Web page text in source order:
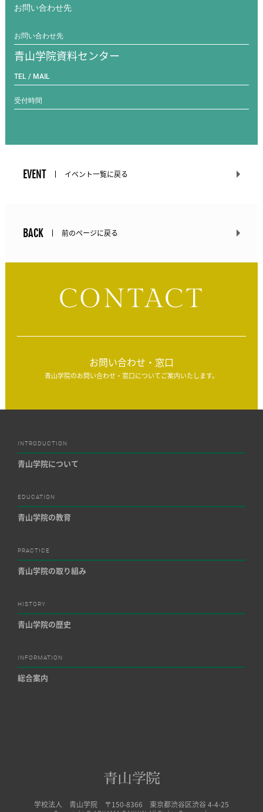
お問い合わせ先
お問い合わせ先
青山学院資料センター
TEL / MAIL
受付時間
EVENT イベント一覧に戻る
BACK 前のページに戻る
CONTACT
お問い合わせ・窓口
青山学院のお問い合わせ・窓口についてご案内いたします。
INTRODUCTION
青山学院について
EDUCATION
青山学院の教育
PRACTICE
青山学院の取り組み
HISTORY
青山学院の歴史
INFORMATION
総合案内
学校法人 青山学院 〒150-8366 東京都渋谷区渋谷 4-4-25